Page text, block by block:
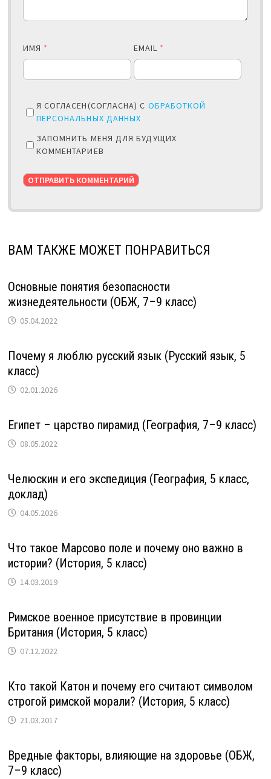
ИМЯ * EMAIL *
Я СОГЛАСЕН(СОГЛАСНА) С ОБРАБОТКОЙ
ПЕРСОНАЛЬНЫХ ДАННЫХ
ЗАПОМНИТЬ МЕНЯ ДЛЯ БУДУЩИХ
КОММЕНТАРИЕВ
ВАМ ТАКЖЕ МОЖЕТ ПОНРАВИТЬСЯ
Основные понятия безопасности
жизнедеятельности (ОБЖ, 7–9 класс)
05.04.2022
Почему я люблю русский язык (Русский язык, 5
класс)
02.01.2026
Египет – царство пирамид (География, 7–9 класс)
08.05.2022
Челюскин и его экспедиция (География, 5 класс,
доклад)
04.05.2026
Что такое Марсово поле и почему оно важно в
истории? (История, 5 класс)
14.03.2019
Римское военное присутствие в провинции
Британия (История, 5 класс)
07.12.2022
Кто такой Катон и почему его считают символом
строгой римской морали? (История, 5 класс)
21.03.2017
Вредные факторы, влияющие на здоровье (ОБЖ,
7–9 класс)